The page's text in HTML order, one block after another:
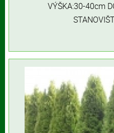
VÝŠKA:30-40cm